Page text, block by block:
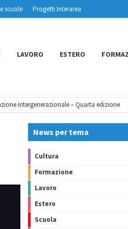
scuole
Progetti Interarea
LAVORO ESTERO
intergenerazionale – Quarta edizione
News per tema
Cultura
Formazione
Lavoro
Estero
Scuola